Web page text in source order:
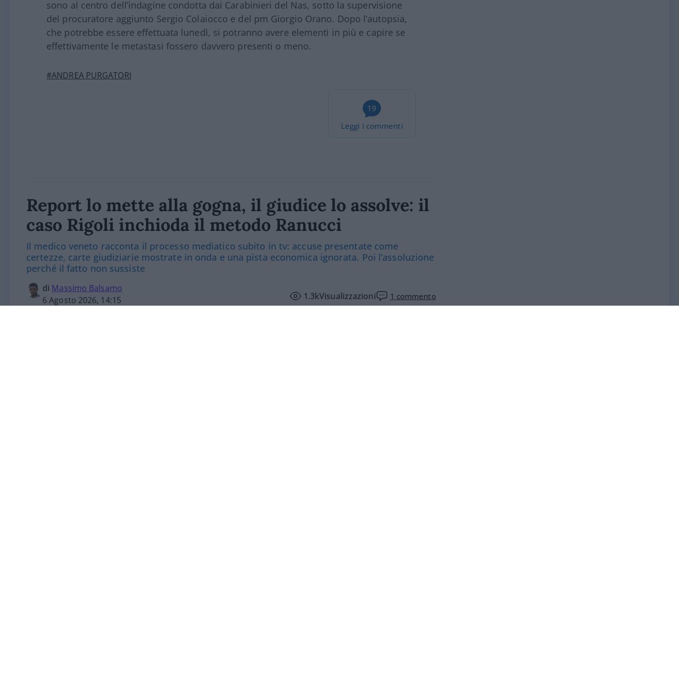
sono al centro dell’indagine condotta dai Carabinieri del Nas, sotto la supervisione
del procuratore aggiunto Sergio Colaiocco e del pm Giorgio Orano. Dopo l’autopsia,
che potrebbe essere effettuata lunedì, si potranno avere elementi in più e capire se
effettivamente le metastasi fossero davvero presenti o meno.
#ANDREA PURGATORI
19
Leggi i commenti
Report lo mette alla gogna, il giudice lo assolve: il
caso Rigoli inchioda il metodo Ranucci
Il medico veneto racconta il processo mediatico subito in tv: accuse presentate come
certezze, carte giudiziarie mostrate in onda e una pista economica ignorata. Poi l’assoluzione
perché il fatto non sussiste
di Massimo Balsamo
6 Agosto 2026, 14:15
1.3kVisualizzazioni 1 commento